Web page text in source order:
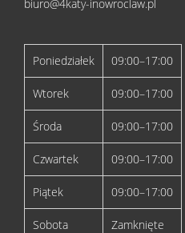
biuro@4katy-inowroclaw.pl
Poniedziałek 09:00–17:00
Wtorek 09:00–17:00
Środa 09:00–17:00
Czwartek 09:00–17:00
Piątek 09:00–17:00
Sobota Zamknięte